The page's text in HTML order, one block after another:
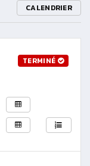
CALENDRIER
TERMINÉ